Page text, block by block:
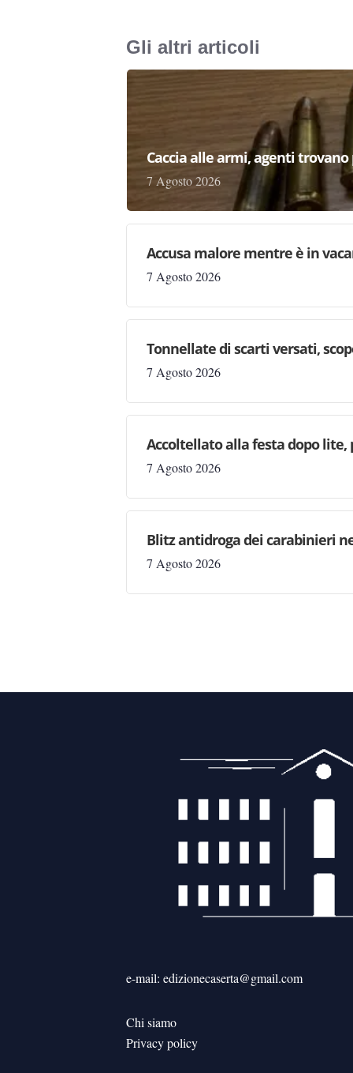
Gli altri articoli
Caccia alle armi, agenti
7 Agosto 2026
Accusa malore mentre è in
7 Agosto 2026
Tonnellate di scarti versati,
7 Agosto 2026
Accoltellato alla festa dopo lite,
7 Agosto 2026
Blitz antidroga dei carabinieri
7 Agosto 2026
e-mail: edizionecaserta@gmail.com
Chi siamo
Privacy policy